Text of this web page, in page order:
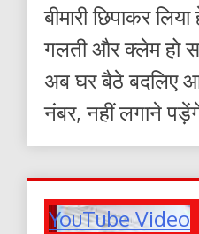
बीमारी छिपाकर
गलती और क्लेम हो
अब घर बैठे बदलिए
नंबर, नहीं लगाने
YouTube Video